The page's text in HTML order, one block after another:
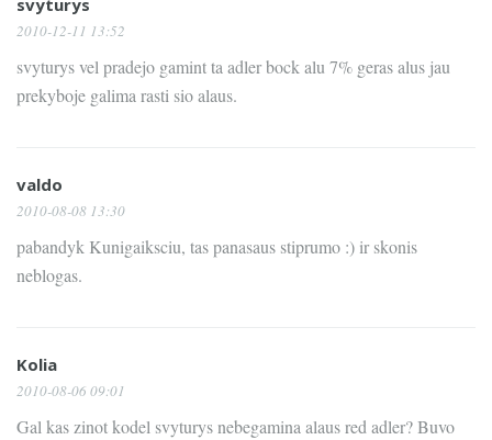
svyturys
2010-12-11 13:52
svyturys vel pradejo gamint ta adler bock alu 7% geras alus jau
prekyboje galima rasti sio alaus.
valdo
2010-08-08 13:30
pabandyk Kunigaiksciu, tas panasaus stiprumo :) ir skonis
neblogas.
Kolia
2010-08-06 09:01
Gal kas zinot kodel svyturys nebegamina alaus red adler? Buvo